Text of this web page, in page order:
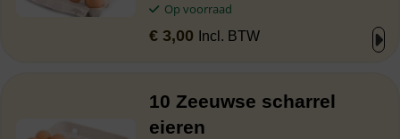
Op voorraad
€ 3,00 Incl. BTW
10 Zeeuwse scharrel
eieren